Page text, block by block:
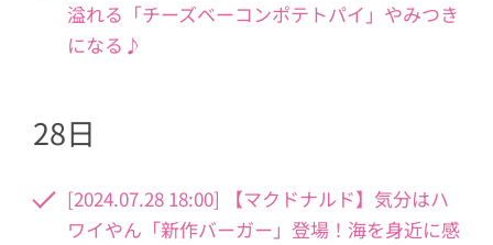
溢れる「チーズベーコンポテトパイ」やみつき
になる♪
28日
[2024.07.28 18:00] 【マクドナルド】気分はハ
ワイやん「新作バーガー」登場！海を身近に感